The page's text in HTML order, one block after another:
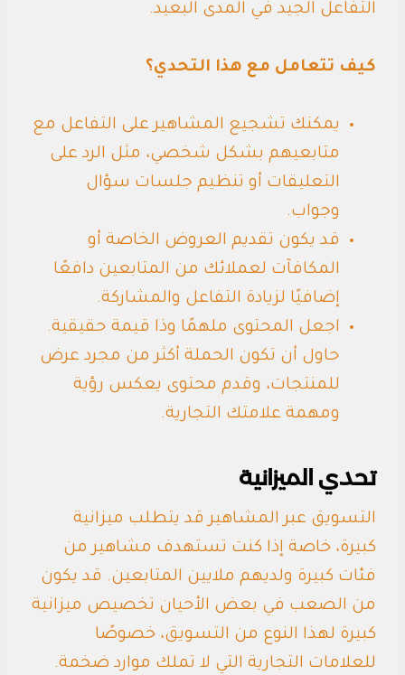
التفاعل الجيد في المدى البعيد.
كيف تتعامل مع هذا التحدي؟
يمكنك تشجيع المشاهير على التفاعل مع
متابعيهم بشكل شخصي، مثل الرد على
التعليقات أو تنظيم جلسات سؤال
وجواب.
قد يكون تقديم العروض الخاصة أو
المكافآت لعملائك من المتابعين دافعًا
إضافيًا لزيادة التفاعل والمشاركة.
اجعل المحتوى ملهمًا وذا قيمة حقيقية.
حاول أن تكون الحملة أكثر من مجرد عرض
للمنتجات، وقدم محتوى يعكس رؤية
ومهمة علامتك التجارية.
تحدي الميزانية
التسويق عبر المشاهير قد يتطلب ميزانية
كبيرة، خاصة إذا كنت تستهدف مشاهير من
فئات كبيرة ولديهم ملايين المتابعين. قد يكون
من الصعب في بعض الأحيان تخصيص ميزانية
كبيرة لهذا النوع من التسويق، خصوصًا
للعلامات التجارية التي لا تملك موارد ضخمة.